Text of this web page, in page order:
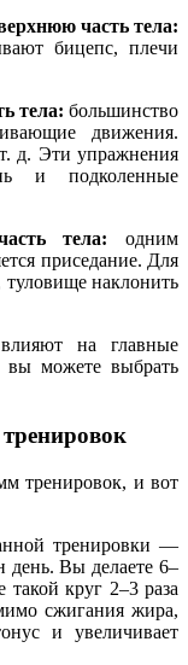
часть тела:
бицепс, плечи
тела: большинство
движения.
д. Эти упражнения
и подколенные
тела: одним
приседание. Для
туловище наклонить
на главные
можете выбрать
тренировок, и вот
тренировки —
день. Вы делаете 6–
такой круг 2–3 раза
сжигания жира,
и увеличивает